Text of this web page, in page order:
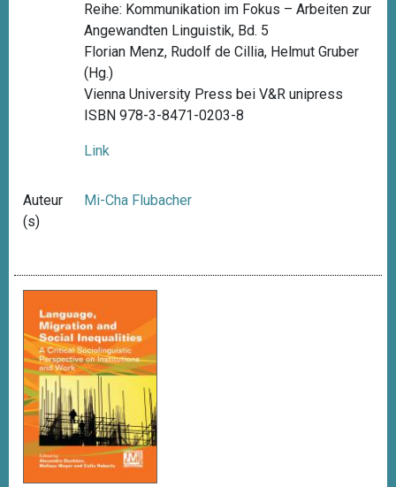
Reihe: Kommunikation im Fokus – Arbeiten zur
Angewandten Linguistik, Bd. 5
Florian Menz, Rudolf de Cillia, Helmut Gruber
(Hg.)
Vienna University Press bei V&R unipress
ISBN 978-3-8471-0203-8
Link
Auteur
(s)
Mi-Cha Flubacher